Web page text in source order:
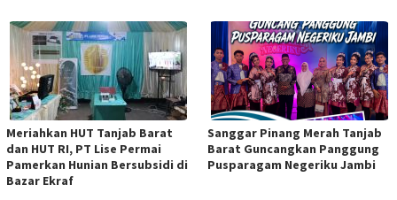
Meriahkan HUT Tanjab Barat
dan HUT RI, PT Lise Permai
Pamerkan Hunian Bersubsidi di
Bazar Ekraf
Sanggar Pinang Merah Tanjab
Barat Guncangkan Panggung
Pusparagam Negeriku Jambi